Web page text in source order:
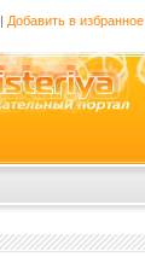
| Добавить в избранное